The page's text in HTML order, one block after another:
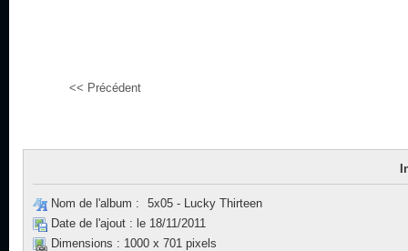
<< Précédent
Nom de l'album :
5x05 - Lucky Thirteen
Date de l'ajout : le 18/11/2011
Dimensions : 1000 x 701 pixels